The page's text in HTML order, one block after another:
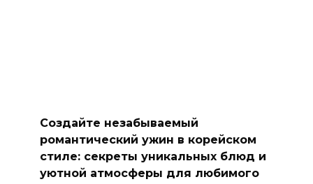
Создайте незабываемый
романтический ужин в корейском
стиле: секреты уникальных блюд и
уютной атмосферы для любимого